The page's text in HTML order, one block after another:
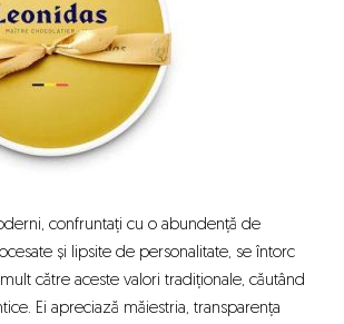
confruntați cu o abundență de
și lipsite de personalitate, se întorc
către aceste valori tradiționale, căutând
Ei apreciază măiestria, transparența